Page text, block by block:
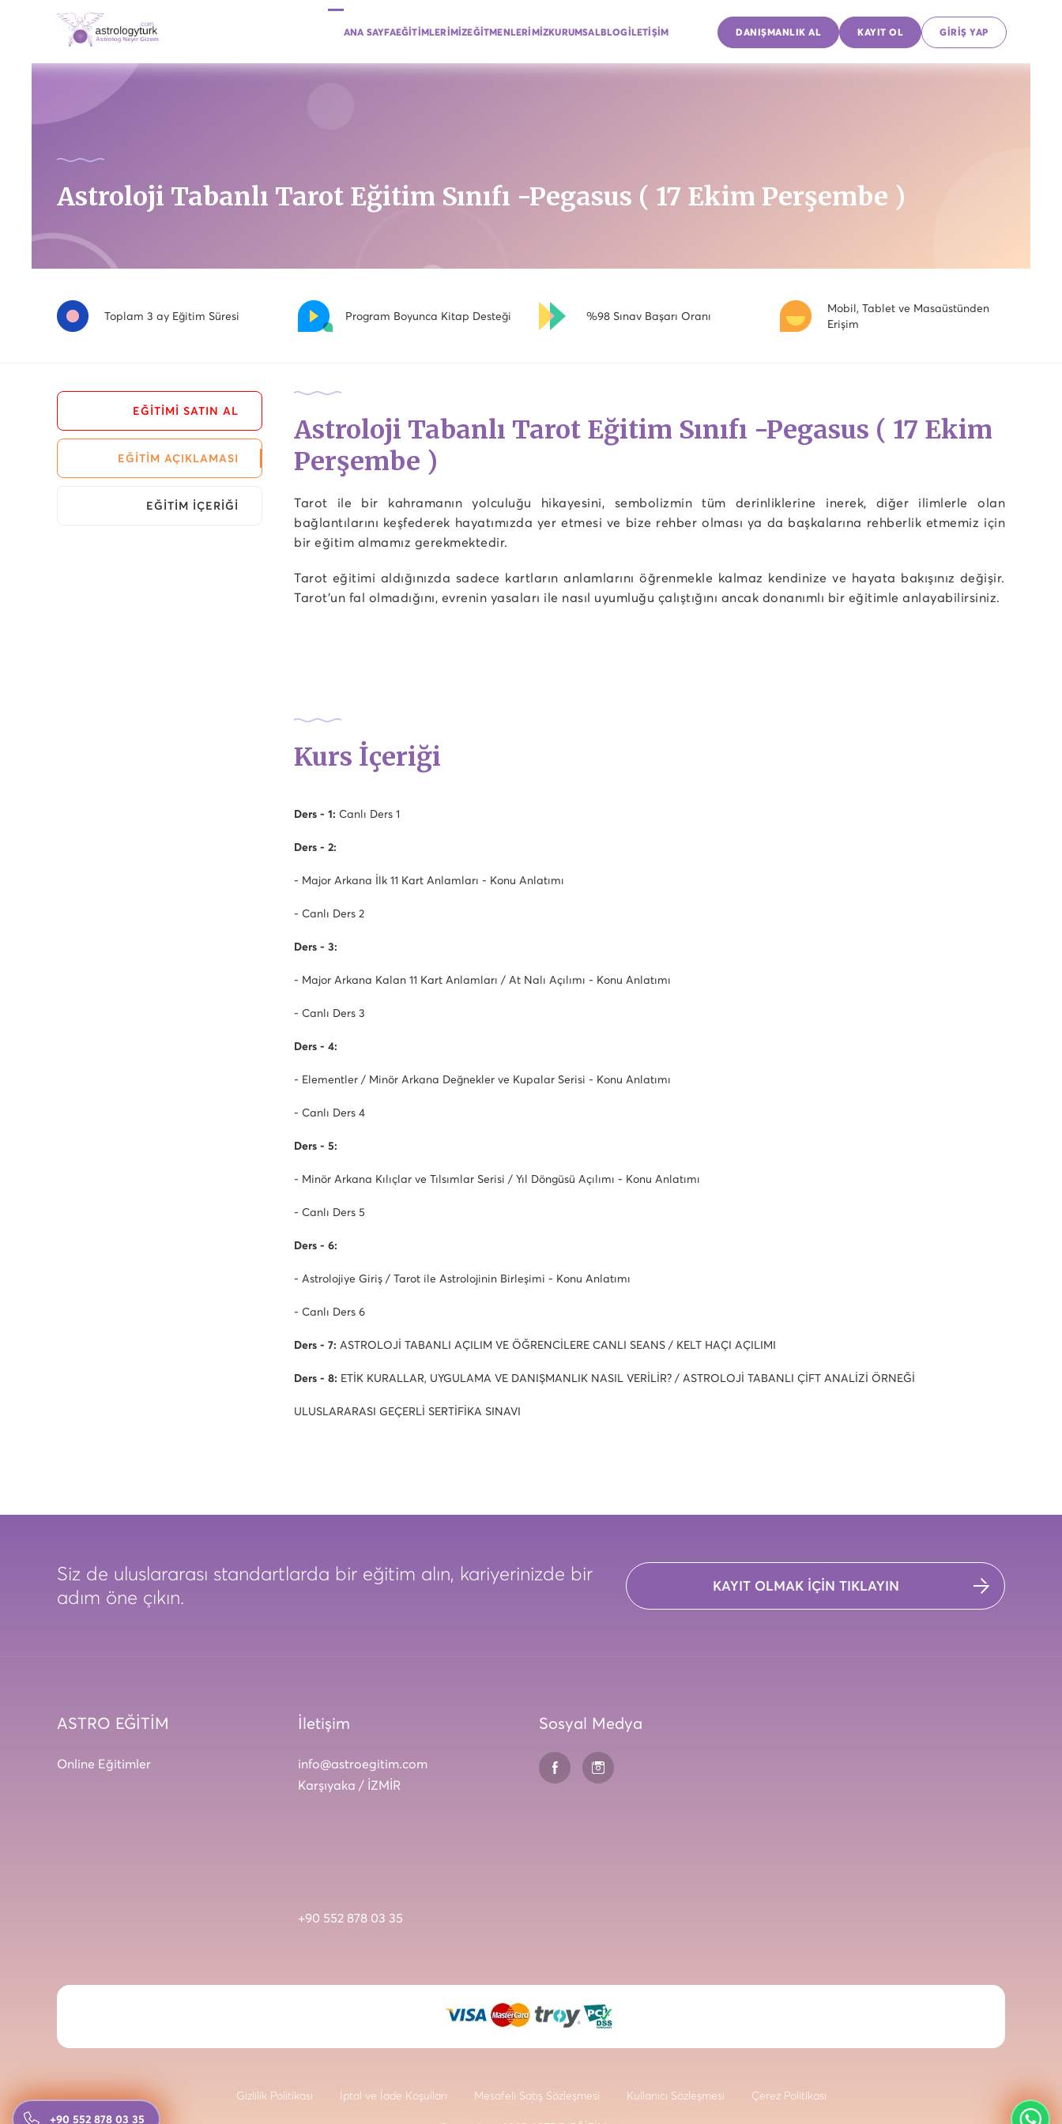
DANIŞMANLIK AL KAYIT OL GİRİŞ YAP
ANA SAYFAEĞİTİMLERİMİZEĞİTMENLERİMİZKURUMSALBLOGİLETİŞİM
Astroloji Tabanlı Tarot Eğitim Sınıfı -Pegasus ( 17 Ekim Perşembe )
Toplam 3 ay Eğitim Süresi Program Boyunca Kitap Desteği %98 Sınav Başarı Oranı
Mobil, Tablet ve Masaüstünden
Erişim
EĞİTİMİ SATIN AL
EĞİTİM AÇIKLAMASI
EĞİTİM İÇERİĞİ
Astroloji Tabanlı Tarot Eğitim Sınıfı -Pegasus ( 17 Ekim
Perşembe )
Tarot ile bir kahramanın yolculuğu hikayesini, sembolizmin tüm derinliklerine inerek, diğer ilimlerle olan
bağlantılarını keşfederek hayatımızda yer etmesi ve bize rehber olması ya da başkalarına rehberlik etmemiz için
bir eğitim almamız gerekmektedir.
Tarot eğitimi aldığınızda sadece kartların anlamlarını öğrenmekle kalmaz kendinize ve hayata bakışınız değişir.
Tarot’un fal olmadığını, evrenin yasaları ile nasıl uyumluğu çalıştığını ancak donanımlı bir eğitimle anlayabilirsiniz.
Kurs İçeriği
Ders - 1: Canlı Ders 1
Ders - 2:
- Major Arkana İlk 11 Kart Anlamları - Konu Anlatımı
- Canlı Ders 2
Ders - 3:
- Major Arkana Kalan 11 Kart Anlamları / At Nalı Açılımı - Konu Anlatımı
- Canlı Ders 3
Ders - 4:
- Elementler / Minör Arkana Değnekler ve Kupalar Serisi - Konu Anlatımı
- Canlı Ders 4
Ders - 5:
- Minör Arkana Kılıçlar ve Tılsımlar Serisi / Yıl Döngüsü Açılımı - Konu Anlatımı
- Canlı Ders 5
Ders - 6:
- Astrolojiye Giriş / Tarot ile Astrolojinin Birleşimi - Konu Anlatımı
- Canlı Ders 6
Ders - 7: ASTROLOJİ TABANLI AÇILIM VE ÖĞRENCİLERE CANLI SEANS / KELT HAÇI AÇILIMI
Ders - 8: ETİK KURALLAR, UYGULAMA VE DANIŞMANLIK NASIL VERİLİR? / ASTROLOJİ TABANLI ÇİFT ANALİZİ ÖRNEĞİ
ULUSLARARASI GEÇERLİ SERTİFİKA SINAVI
Siz de uluslararası standartlarda bir eğitim alın, kariyerinizde bir
adım öne çıkın.
KAYIT OLMAK İÇİN TIKLAYIN
ASTRO EĞİTİM
Online Eğitimler
İletişim
info@astroegitim.com
Karşıyaka / İZMİR
+90 552 878 03 35
Sosyal Medya
Gizlilik Politikası İptal ve İade Koşulları Mesafeli Satış Sözleşmesi Kullanıcı Sözleşmesi Çerez Politikası
+90 552 878 03 35